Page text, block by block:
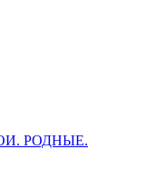
РОДНЫЕ.